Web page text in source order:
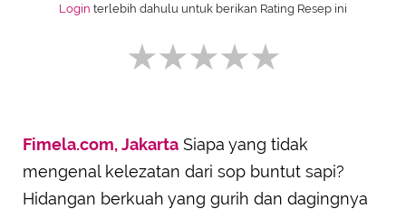
Login terlebih dahulu untuk berikan Rating Resep ini
SUBMIT REVIEW
Fimela.com, Jakarta Siapa yang tidak
mengenal kelezatan dari sop buntut sapi?
Hidangan berkuah yang gurih dan dagingnya